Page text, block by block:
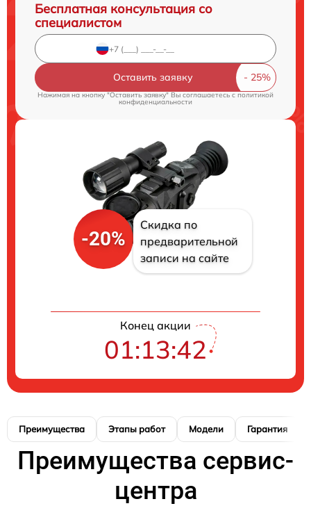
Бесплатная консультация со
специалистом
Оставить заявку
Нажимая на кнопку "Оставить заявку" Вы соглашаетесь cполитикой
конфиденциальности
-20%
Скидка по
предварительной
записи на сайте
Конец акции
01:13:42
Преимущества Этапы работ Модели Гарантия
Преимущества сервис-
центра